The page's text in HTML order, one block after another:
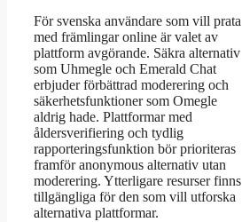
För svenska användare som vill prata
med främlingar online är valet av
plattform avgörande. Säkra alternativ
som Uhmegle och Emerald Chat
erbjuder förbättrad moderering och
säkerhetsfunktioner som Omegle
aldrig hade. Plattformar med
åldersverifiering och tydlig
rapporteringsfunktion bör prioriteras
framför anonymous alternativ utan
moderering. Ytterligare resurser finns
tillgängliga för den som vill utforska
alternativa plattformar.